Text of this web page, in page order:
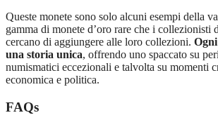
Queste monete sono solo alcuni esempi della
gamma di monete d’oro rare che i collezionisti
cercano di aggiungere alle loro collezioni.
una storia unica, offrendo uno spaccato su
numismatici eccezionali e talvolta su momenti
economica e politica.
FAQs